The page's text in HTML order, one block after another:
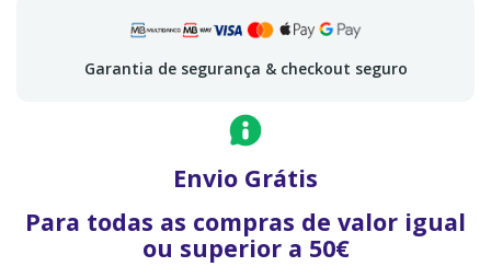
Garantia de segurança & checkout seguro
Envio Grátis
Para todas as compras de valor igual
ou superior a 50€